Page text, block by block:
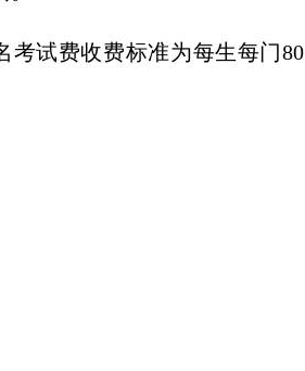
考试费收费标准为每生每门80